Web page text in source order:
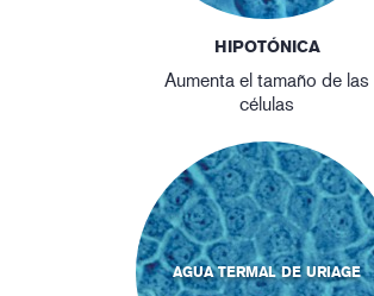
HIPOTÓNICA
Aumenta el tamaño de las
células
AGUA TERMAL DE URIAGE